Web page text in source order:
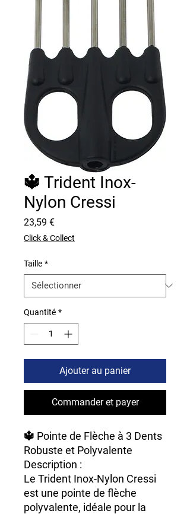
🔱 Trident Inox-
Nylon Cressi
23,59 €Prix
Click & Collect
Taille *
Quantité *
Ajouter au panier
Commander et payer
🔱 Pointe de Flèche à 3 Dents
Robuste et Polyvalente
Description :
Le Trident Inox-Nylon Cressi
est une pointe de flèche
polyvalente, idéale pour la